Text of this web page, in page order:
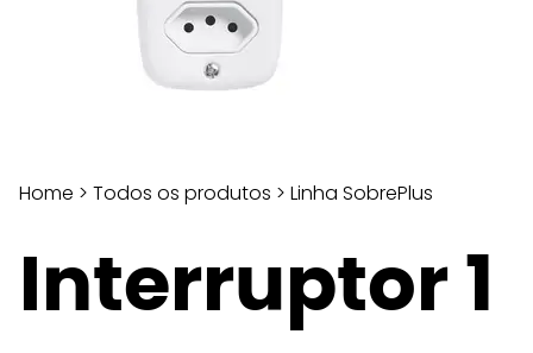
Home > Todos os produtos > Linha SobrePlus
Interruptor 1